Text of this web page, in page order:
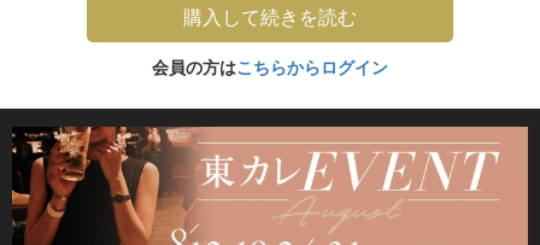
購入して続きを読む
会員の方はこちらからログイン